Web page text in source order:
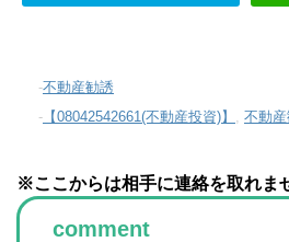
-不動産勧誘
- 【08042542661(不動産投資)】 不動
※ここからは相手に連絡を取れま
comment